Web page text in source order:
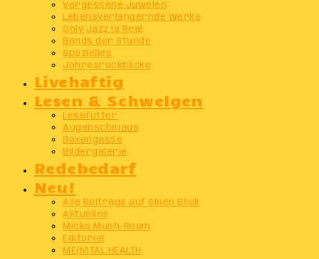
Vergessene Juwelen
Lebensverlängernde Werke
Only Jazz Is Real
Bands der Stunde
Spezielles
Jahresrückblicke
Livehaftig
Lesen & Schwelgen
Lesefutter
Augenschmaus
Boxengasse
Bildergalerie
Redebedarf
Neu!
Alle Beiträge auf einen Blick
Aktuelles
Micks Mush-Room
Editorial
ME(N)TAL HEALTH